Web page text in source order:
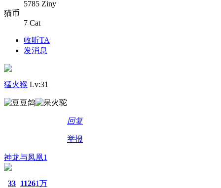
5785 Ziny
猫币
7 Cat
收听TA
发消息
猛火猴 Lv:31
回复
举报
神龙与凤凰1
33 11261万